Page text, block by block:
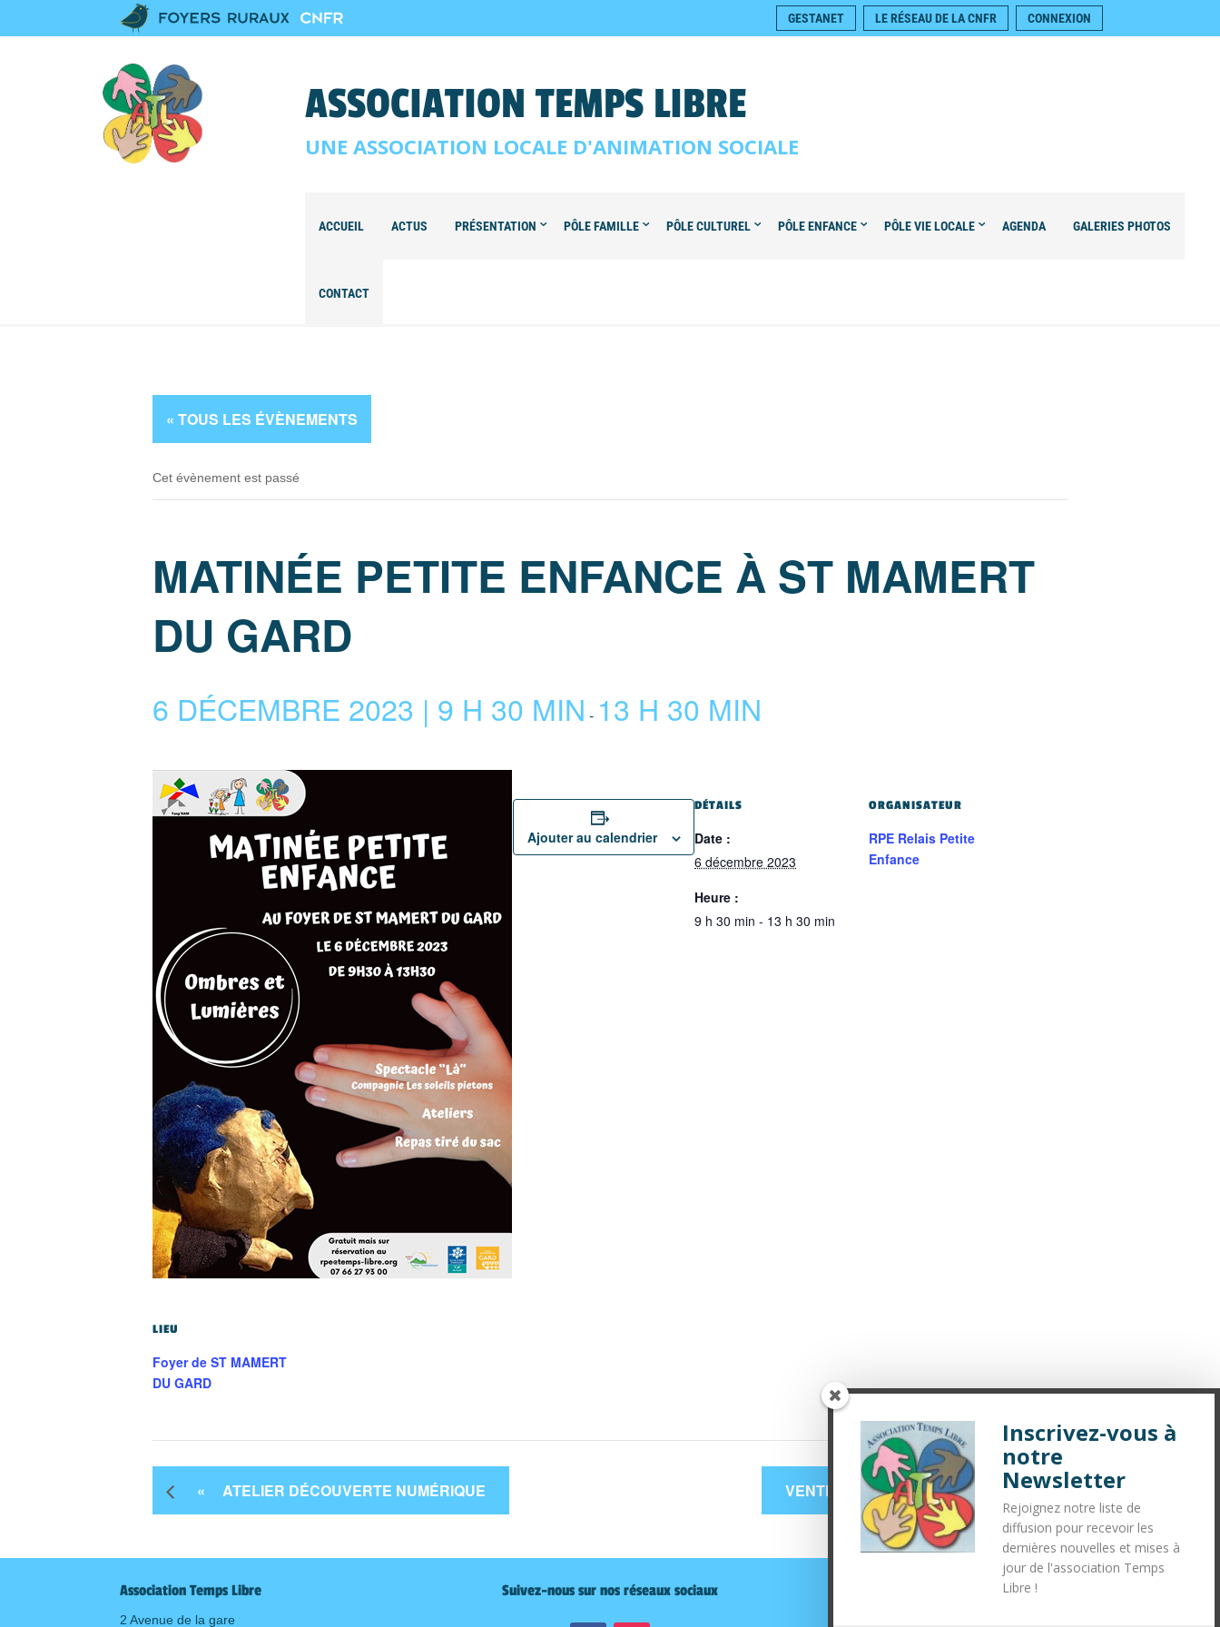
GESTANET LE RÉSEAU DE LA CNFR CONNEXION
ASSOCIATION TEMPS LIBRE
UNE ASSOCIATION LOCALE D'ANIMATION SOCIALE
ACCUEIL ACTUS PRÉSENTATION PÔLE FAMILLE PÔLE CULTUREL PÔLE ENFANCE PÔLE VIE LOCALE AGENDA GALERIES PHOTOS
CONTACT
« TOUS LES ÉVÈNEMENTS
Cet évènement est passé
MATINÉE PETITE ENFANCE À ST MAMERT
DU GARD
6 DÉCEMBRE 2023 | 9 H 30 MIN - 13 H 30 MIN
Ajouter au calendrier
DÉTAILS
Date :
6 décembre 2023
Heure :
9 h 30 min - 13 h 30 min
ORGANISATEUR
RPE Relais Petite
Enfance
LIEU
Foyer de ST MAMERT
DU GARD
« ATELIER DÉCOUVERTE NUMÉRIQUE VENTE CONFITURE DE CITRE »
Association Temps Libre
2 Avenue de la gare
Suivez-nous sur nos réseaux sociaux
Inscrivez-vous à
notre
Newsletter
Rejoignez notre liste de
diffusion pour recevoir les
dernières nouvelles et mises à
jour de l'association Temps
Libre !